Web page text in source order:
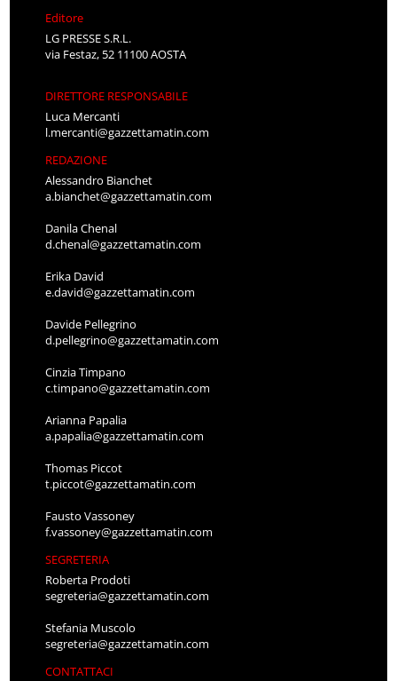
Editore
LG PRESSE S.R.L.
via Festaz, 52 11100 AOSTA
DIRETTORE RESPONSABILE
Luca Mercanti
l.mercanti@gazzettamatin.com
REDAZIONE
Alessandro Bianchet
a.bianchet@gazzettamatin.com
Danila Chenal
d.chenal@gazzettamatin.com
Erika David
e.david@gazzettamatin.com
Davide Pellegrino
d.pellegrino@gazzettamatin.com
Cinzia Timpano
c.timpano@gazzettamatin.com
Arianna Papalia
a.papalia@gazzettamatin.com
Thomas Piccot
t.piccot@gazzettamatin.com
Fausto Vassoney
f.vassoney@gazzettamatin.com
SEGRETERIA
Roberta Prodoti
segreteria@gazzettamatin.com
Stefania Muscolo
segreteria@gazzettamatin.com
CONTATTACI